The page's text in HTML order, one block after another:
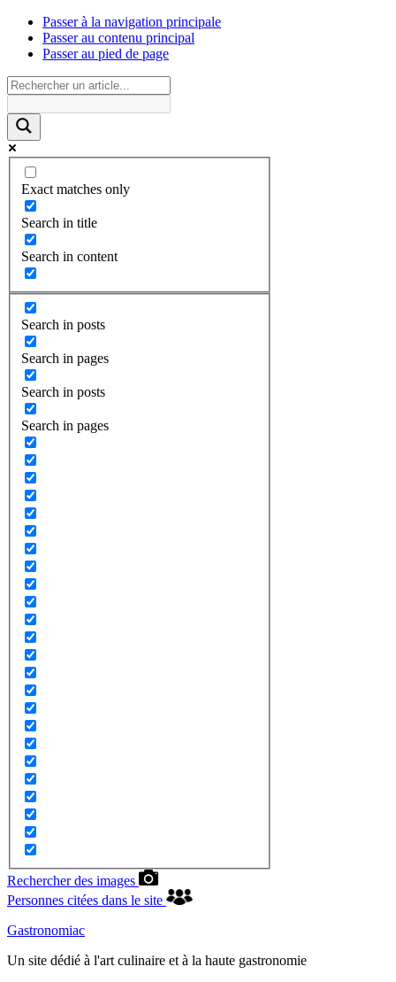
Passer à la navigation principale
Passer au contenu principal
Passer au pied de page
Exact matches only
Search in title
Search in content
Search in posts
Search in pages
Search in posts
Search in pages
Rechercher des images
Personnes citées dans le site
Gastronomiac
Un site dédié à l'art culinaire et à la haute gastronomie